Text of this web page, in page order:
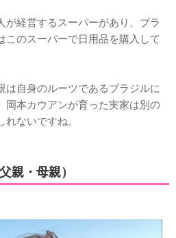
が経営するスーパーがあり、ブラ
このスーパーで日用品を購入して
は自身のルーツであるブラジルに
岡本カウアンが育った実家は別の
ないですね。
親・母親）